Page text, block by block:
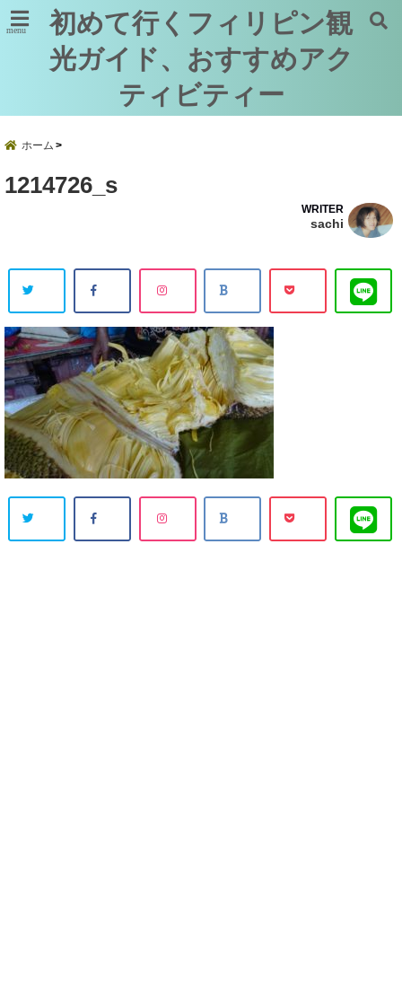
menu
初めて行くフィリピン観
光ガイド、おすすめアク
ティビティー
ホーム
1214726_s
WRITER
sachi